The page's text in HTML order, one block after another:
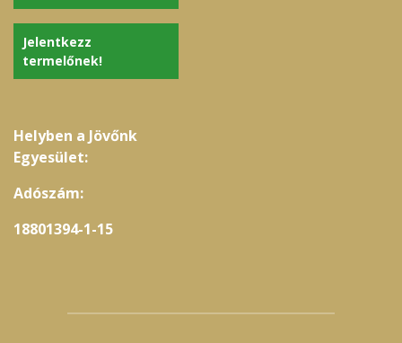
Jelentkezz
termelőnek!
Helyben a Jövőnk
Egyesület:
Adószám:
18801394-1-15